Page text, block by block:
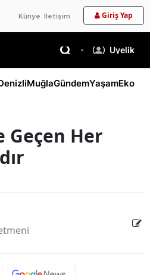
Künye İletişim Giriş Yap
Üyelik
MuğlaGündemYaşam
Geçen Her